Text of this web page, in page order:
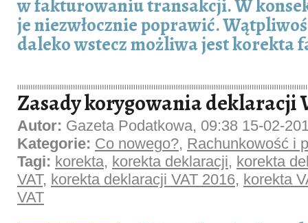
w fakturowaniu transakcji. W
je niezwłocznie poprawić.
daleko wstecz możliwa jest korekta
Zasady korygowania deklaracji
Autor: Gazeta Podatkowa, 09:38 15-02-
Kategorie: Co nowego?, Rachunkowość i
Tagi: korekta, korekta deklaracji, korekta
VAT, korekta deklaracji VAT 2016, korekta
VAT